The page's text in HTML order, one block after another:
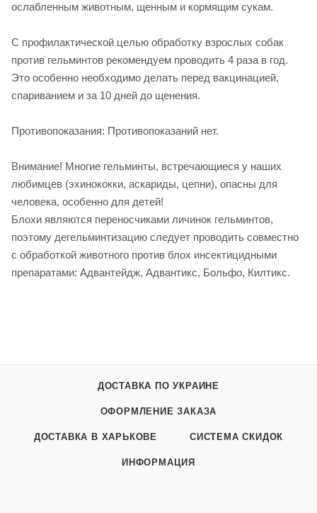
ослабленным животным, щенным и кормящим сукам.
С профилактической целью обработку взрослых собак
против гельминтов рекомендуем проводить 4 раза в год.
Это особенно необходимо делать перед вакцинацией,
спариванием и за 10 дней до щенения.
Противопоказания: Противопоказаний нет.
Внимание! Многие гельминты, встречающиеся у наших
любимцев (эхинококки, аскариды, цепни), опасны для
человека, особенно для детей!
Блохи являются переносчиками личинок гельминтов,
поэтому дегельминтизацию следует проводить совместно
с обработкой животного против блох инсектицидными
препаратами: Адвантейдж, Адвантикс, Больфо, Килтикс.
ДОСТАВКА ПО УКРАИНЕ
ОФОРМЛЕНИЕ ЗАКАЗА
ДОСТАВКА В ХАРЬКОВЕ СИСТЕМА СКИДОК
ИНФОРМАЦИЯ